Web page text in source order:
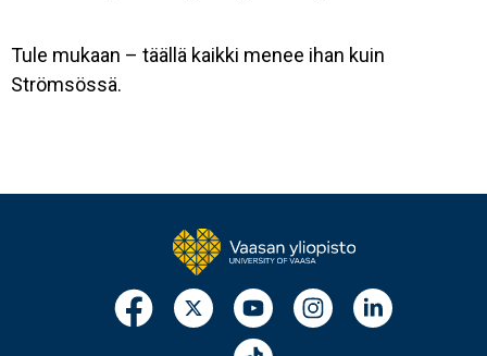
Tule mukaan – täällä kaikki menee ihan kuin
Strömsössä.